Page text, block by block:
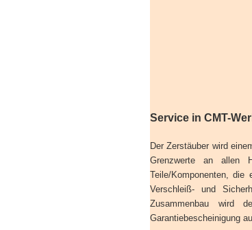
Service in CMT-
Der Zerstäuber wird
Grenzwerte an allen
Teile/Komponenten, die
Verschleiß- und
Zusammenbau wird
Garantiebescheinigung